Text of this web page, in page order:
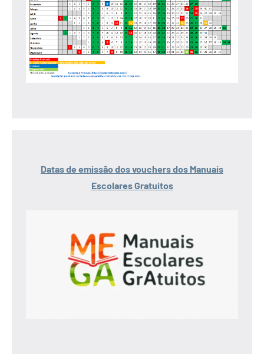
Datas de emissão dos vouchers dos Manuais
Escolares Gratuitos